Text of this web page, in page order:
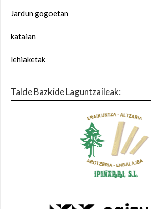
Jardun gogoetan
kataian
lehiaketak
Talde Bazkide Laguntzaileak: